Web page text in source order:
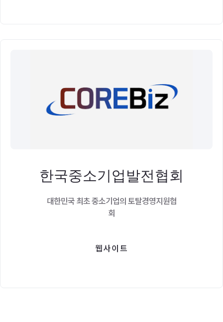
한국중소기업발전협회
대한민국 최초 중소기업의 토탈경영지원협
회
웹사이트